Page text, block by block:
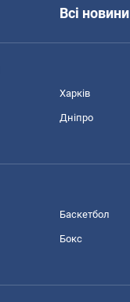
Всі новини
Харків
Дніпро
Баскетбол
Бокс